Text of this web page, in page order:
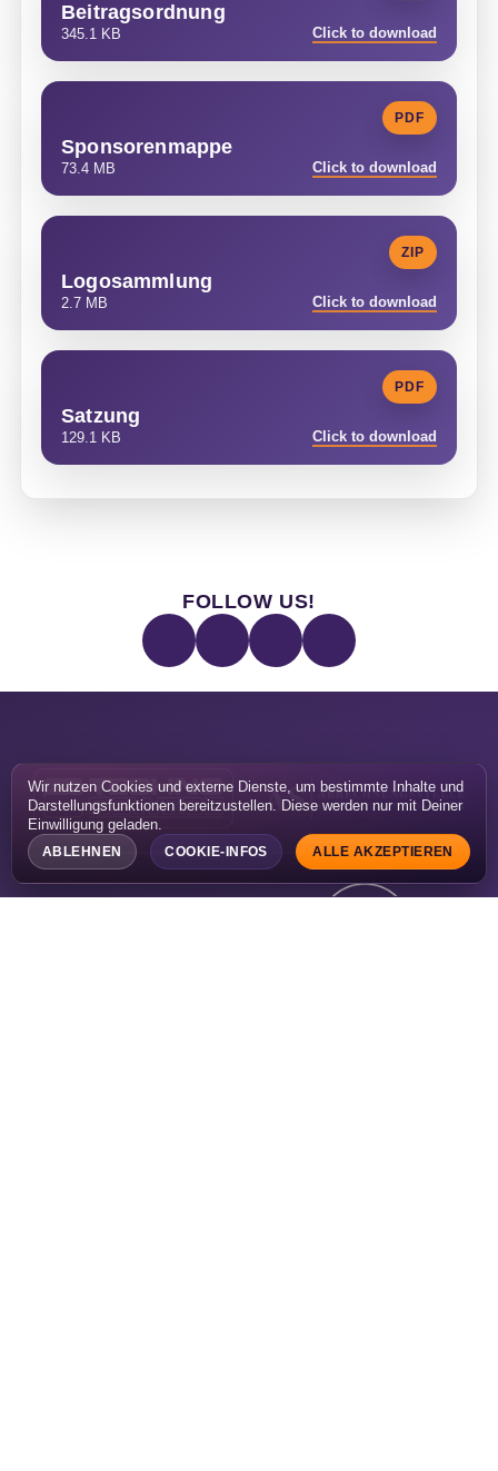
Wir nutzen Cookies und externe Dienste, um bestimmte Inhalte und
Darstellungsfunktionen bereitzustellen. Diese werden nur mit Deiner
Einwilligung geladen.
ABLEHNEN COOKIE-INFOS ALLE AKZEPTIEREN
Beitragsordnung
345.1 KB Click to download
PDF
Sponsorenmappe
73.4 MB Click to download
ZIP
Logosammlung
2.7 MB Click to download
PDF
Satzung
129.1 KB Click to download
FOLLOW US!